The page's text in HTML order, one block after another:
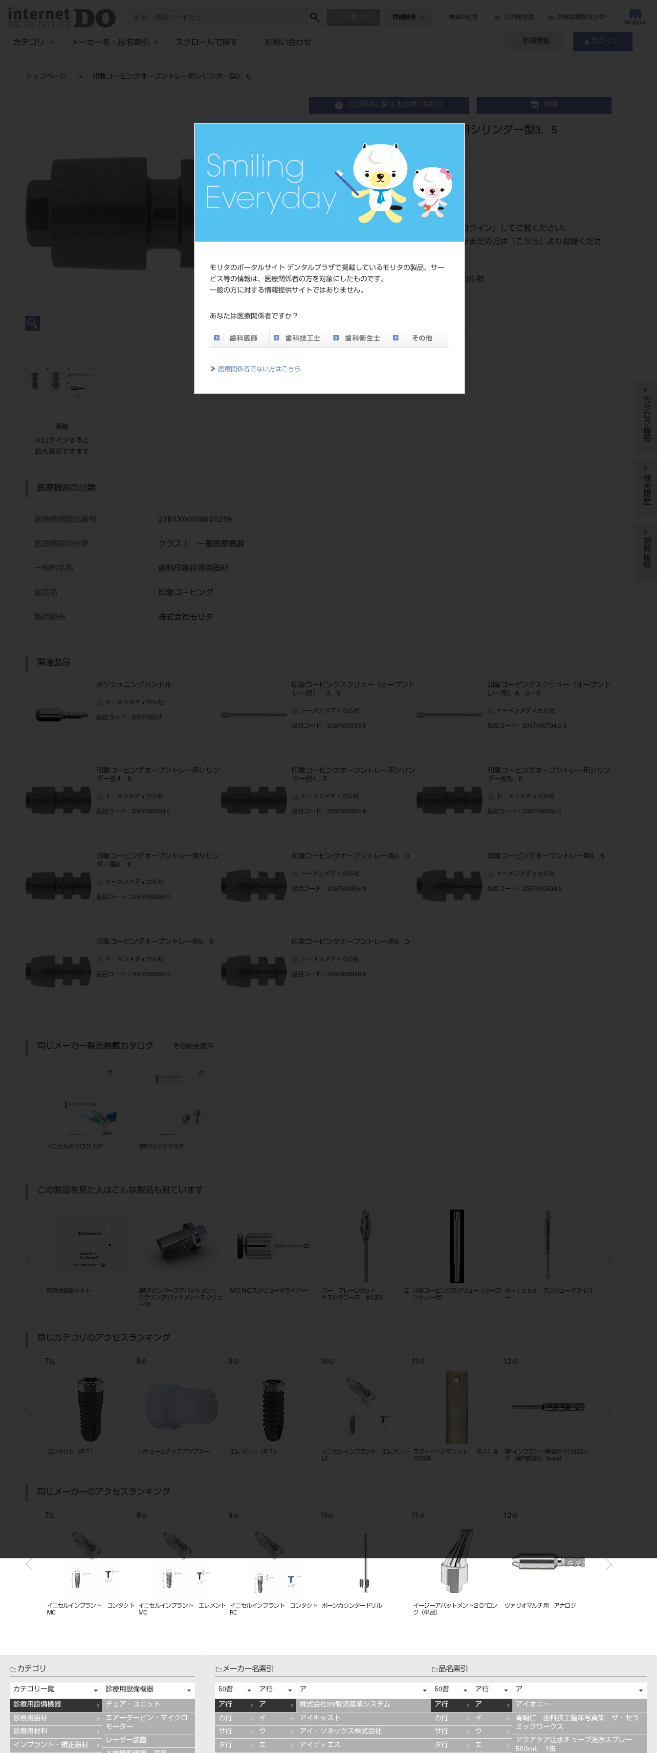
モリタのポータルサイト デンタルプラザで掲載しているモリタの製品、サー
ビス等の情報は、医療関係者の方を対象にしたものです。
一般の方に対する情報提供サイトではありません。
あなたは医療関係者ですか？
≫ 医療関係者でない方はこちら
詳細検索 検索の仕方 ご利用方法 お客様相談センター
カテゴリ メーカー名・品名索引 スクロールで探す お問い合わせ 新規登録 ログイン
トップページ 印象コーピングオープントレー用シリンダー型3．5
この商品に関するお問い合わせ 印刷
印象コーピングオープントレー用シリンダー型3．5
Impression Coping
品目コード 2067600883.5
JAN/EANコード 7640156475708
標準価格
ログイン 』してご覧ください。
ネット会員登録がまだの方は『
こちら
』より登録くださ
メーカー トーメンメディカル社
画像
※ログインすると
拡大表示できます
医療機器の分類
医療機器届出番号 27B1X00109000219
医療機器の分類 クラスⅠ 一般医療機器
一般的名称 歯科印象採得用器材
販売名 印象コーピング
製造販売 株式会社モリタ
関連製品
ポジショニングハンドル
トーメンメディカル社
品目コード ：206760067
印象コーピングスクリュー（オープント
レー用） 3．5
トーメンメディカル社
品目コード ：2067600793.5
印象コーピングスクリュー（オープント
レー用）4．0－6
トーメンメディカル社
品目コード ：2067600794.0-6
印象コーピングオープントレー用シリン
ダー型4．0
トーメンメディカル社
品目コード ：2067600884.0
印象コーピングオープントレー用シリン
ダー型4．5
トーメンメディカル社
品目コード ：2067600884.5
印象コーピングオープントレー用シリン
ダー型5．0
トーメンメディカル社
品目コード ：2067600885.0
印象コーピングオープントレー用シリン
ダー型6．0
トーメンメディカル社
品目コード ：2067600886.0
印象コーピングオープントレー用4．0
トーメンメディカル社
品目コード ：2067600894.0
印象コーピングオープントレー用4．5
トーメンメディカル社
品目コード ：2067600894.5
印象コーピングオープントレー用5．0
トーメンメディカル社
品目コード ：2067600895.0
印象コーピングオープントレー用6．0
トーメンメディカル社
品目コード ：2067600896.0
同じメーカー製品掲載カタログ その他を表示
イニセルカタログ_16P SPIヴォリオマルチ
この製品を見た人はこんな製品も見ています
咬合法撮影キット
SPIチタンベースアバットメント
クラウン(アバットメントスクリュ
ー付)
ＭＯＮＯスクリュードライバー
バー プレーンカット エ
キストラコース ＃2251
印象コーピングスクリュー（オープ
ントレー用）
４－ｌｏｂｅ スクリュードライバ
ー
同じカテゴリのアクセスランキング
7 位
コンタクト（ＲＴ）
8位
バキュームチップアダプター
9位
エレメント（ＲＴ）
10位
イニセルインプラント エレメント
LC
11 位
スマ－トペグマウント （5入）＃
100345
12 位
SPIインプラント除去用ドリルロン
グ（骨内部φ3．5mm）
同じメーカーのアクセスランキング
7 位
イニセルインプラント コンタクト
MC
8位
イニセルインプラント エレメント
MC
9位
イニセルインプラント コンタクト
RC
10位
ボーンカウンタードリル
11 位
イージーアバットメント２０°ロン
グ（単品）
12 位
ヴァリオマルチ用 アナログ
カタログ履歴
検索履歴
閲覧履歴
カテゴリ
カテゴリ一覧
診療用設備機器
診療用器材
診療用材料
インプラント・矯正器材
診療用設備機器
チェア・ユニット
エアータービン・マイクロ
モーター
レーザー装置
メーカー名索引
50音
ア行
カ行
サ行
タ行
ア行
ア
イ
ウ
エ
ア
株式会社IHI物流産業システム
アイキャスト
アイ・ソネックス株式会社
アイディエス
品名索引
50音
ア行
カ行
サ行
タ行
ア行
ア
イ
ウ
エ
ア
アイオニー
青嶋仁 歯科技工臨床写真集 ザ・セラ
ミックワークス
アクアケア注水チューブ洗浄スプレー
500mL 1缶